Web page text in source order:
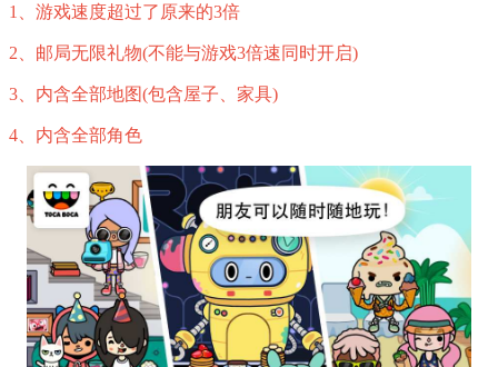
1、游戏速度超过了原来的3倍
2、邮局无限礼物(不能与游戏3倍速同时开启)
3、内含全部地图(包含屋子、家具)
4、内含全部角色